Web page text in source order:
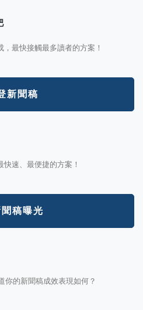
最快接觸最多讀者的方案！
新聞稿
速、最便捷的方案！
稿曝光
的新聞稿成效表現如何？